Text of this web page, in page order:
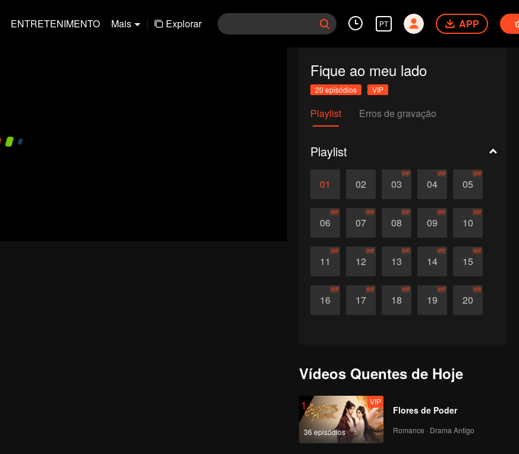
ENTRETENIMENTO Mais | Explorar PT APP
Fique ao meu lado
20 episódios VIP
Playlist Erros de gravação
Playlist
01 02 03
VIP
04
VIP
05
VIP
06
VIP
07
VIP
08
VIP
09
VIP
10
VIP
11
VIP
12
VIP
13
VIP
14
VIP
15
VIP
16
VIP
17
VIP
18
VIP
19
VIP
20
VIP
Vídeos Quentes de Hoje
1
36 episódios
VIP
Flores de Poder
Romance · Drama Antigo